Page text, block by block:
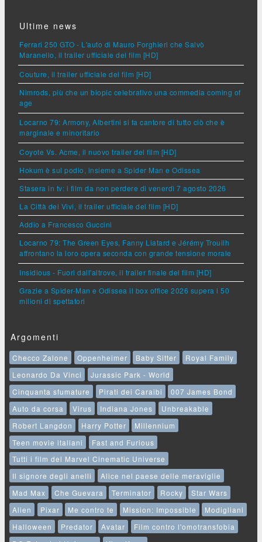
Ultime news
Ferrari 250 GTO - L'auto di Mauro Forghieri che Salvò
Maranello, il trailer ufficiale del film [HD]
Couture, il trailer ufficiale del film [HD]
Nimrods, più che un biopic celebrativo una commedia coming of
age
Locarno 79: Armony, Albertini si fa cantore di tutto ciò che è
marginale e minoritario
Coyote Vs. Acme, il nuovo trailer del film [HD]
Hokum è sul podio, insieme a Spider Man e Odissea
Stasera in tv: i film da non perdere di venerdì 7 agosto 2026
La Città dei Vivi, il trailer ufficiale del film [HD]
Addio a Francesco Guccini
Locarno 79: The Green Eyes, Fanny Liatard e Jérémy Trouilh
affrontano la loro opera seconda con grande tensione morale
Insidious - Fuori dall'altrove, il trailer finale del film [HD]
Grazie a Spider-Man e Odissea il box office 2026 supera i 50
milioni di spettatori
Argomenti
Checco Zalone Oppenheimer Baby Sitter
Royal Family
Leonardo Da Vinci
Jurassic Park - World
Cinquanta sfumature
Pirati dei Caraibi
007 James Bond
Auto da corsa
Virus Indiana Jones
Unbreakable
Robert Langdon
Harry Potter
Millennium
Teen movie italiani
Fast and Furious
Tutti i film del Marvel Cinematic Universe
Il signore degli anelli
Alice nel paese delle meraviglie
Mad Max
Che Guevara Terminator Rocky
Star Wars
Alien
Pixar Me contro te Mission: Impossible
Modigliani
Halloween
Predator Avatar
Film contro l'omotransfobia